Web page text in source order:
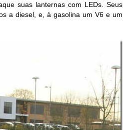
suas lanternas com LEDs. Seus
a diesel, e, à gasolina um V6 e um